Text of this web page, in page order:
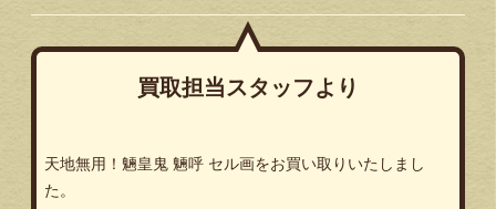
買取担当スタッフより
天地無用！魎皇鬼 魎呼 セル画をお買い取りいたしまし
た。